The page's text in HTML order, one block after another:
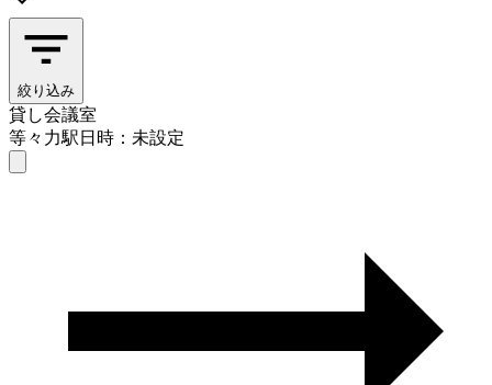
絞り込み
貸し会議室
等々力駅日時：未設定